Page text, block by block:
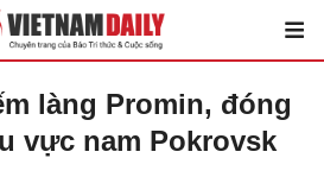
làng Promin, đóng
vực nam Pokrovsk